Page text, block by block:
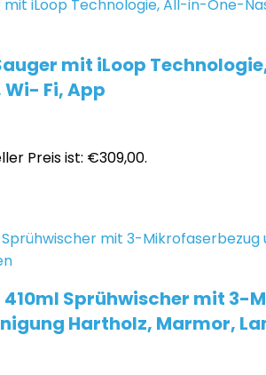
mit iLoop
Fi, App
Preis ist: €309,00.
410ml Sprühwischer mit
Hartholz, Marmor,